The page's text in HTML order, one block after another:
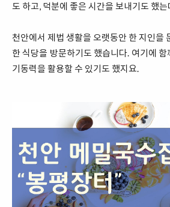
도 하고, 덕분에 좋은 시간을 보내기도 했는
천안에서 제법 생활을 오랫동안 한 지인을
한 식당을 방문하기도 했습니다. 여기에 함
기동력을 활용할 수 있기도 했지요.